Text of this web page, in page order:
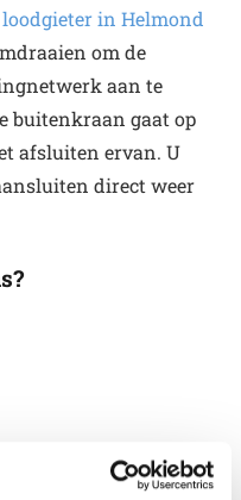
loodgieter in Helmond
om de
aan te
buitenkraan gaat op
afsluiten ervan. U
direct weer